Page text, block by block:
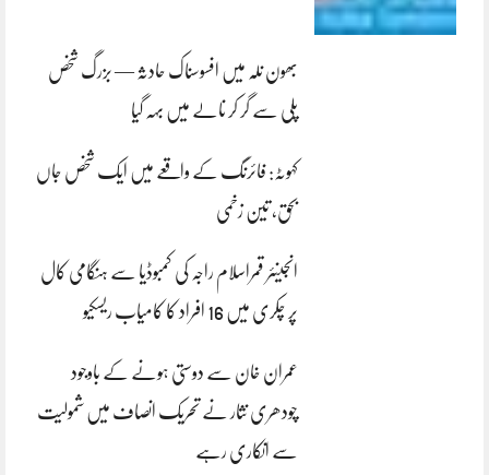
بھون نلہ میں افسوسناک حادثہ — بزرگ شخص
پلی سے گر کر نالے میں بہہ گیا
کہوٹہ: فائرنگ کے واقعے میں ایک شخص جاں
بحق، تین زخمی
انجینئر قمراسلام راجہ کی کمبوڈیا سے ہنگامی کال
پر چکری میں 16 افراد کا کامیاب ریسکیو
عمران خان سے دوستی ہونے کے باوجود
چودھری نثار نے تحریک انصاف میں شمولیت
سے انکاری رہے